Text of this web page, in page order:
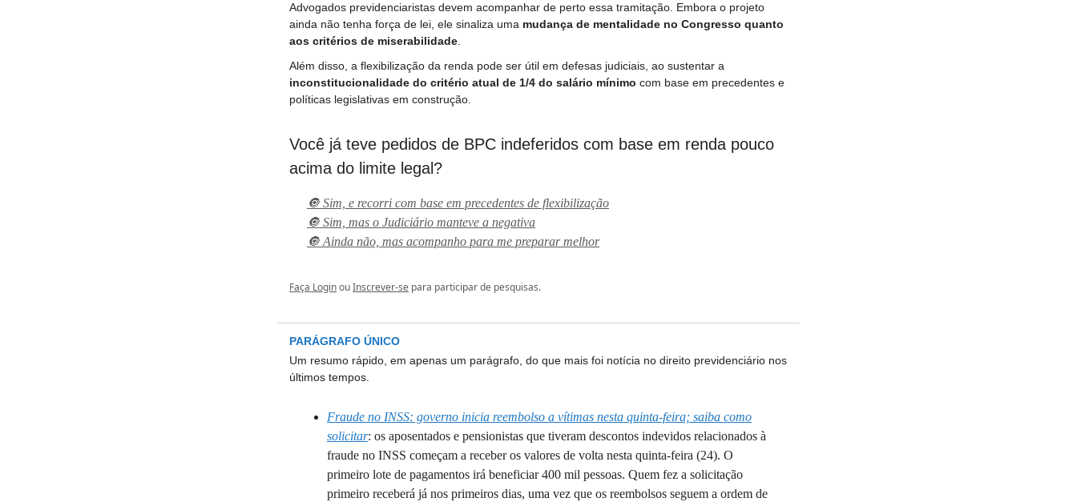
Advogados previdenciaristas devem acompanhar de perto essa tramitação. Embora o projeto
ainda não tenha força de lei, ele sinaliza uma mudança de mentalidade no Congresso quanto
aos critérios de miserabilidade.
Além disso, a flexibilização da renda pode ser útil em defesas judiciais, ao sustentar a
inconstitucionalidade do critério atual de 1/4 do salário mínimo com base em precedentes e
políticas legislativas em construção.
Você já teve pedidos de BPC indeferidos com base em renda pouco
acima do limite legal?
🔘 Sim, e recorri com base em precedentes de flexibilização
🔘 Sim, mas o Judiciário manteve a negativa
🔘 Ainda não, mas acompanho para me preparar melhor
Faça LoginouInscrever-se para participar de pesquisas.
PARÁGRAFO ÚNICO
Um resumo rápido, em apenas um parágrafo, do que mais foi notícia no direito previdenciário nos
últimos tempos.
Fraude no INSS: governo inicia reembolso a vítimas nesta quinta-feira; saiba como
solicitar: os aposentados e pensionistas que tiveram descontos indevidos relacionados à
fraude no INSS começam a receber os valores de volta nesta quinta-feira (24). O
primeiro lote de pagamentos irá beneficiar 400 mil pessoas. Quem fez a solicitação
primeiro receberá já nos primeiros dias, uma vez que os reembolsos seguem a ordem de